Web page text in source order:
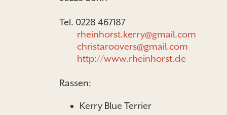
Tel. 0228 467187
rheinhorst.kerry@gmail.com
christaroovers@gmail.com
http://www.rheinhorst.de
Rassen:
Kerry Blue Terrier